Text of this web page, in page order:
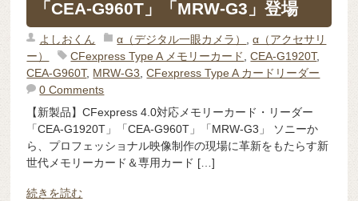
「CEA-G960T」「MRW-G3」登場
よしおくん α（デジタル一眼カメラ） ,α（アクセサリ
ー）
CFexpress Type A メモリーカード,CEA-G1920T,
CEA-G960T, MRW-G3,CFexpress Type A カードリーダー
0 Comments
【新製品】CFexpress 4.0対応メモリーカード・リーダー
「CEA-G1920T」「CEA-G960T」「MRW-G3」 ソニーか
ら、プロフェッショナル映像制作の現場に革新をもたらす新
世代メモリーカード＆専用カード […]
続きを読む